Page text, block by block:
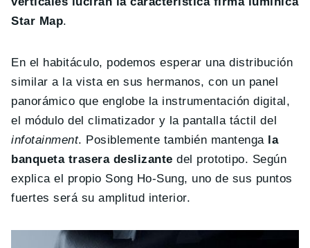
Star Map.
En el habitáculo, podemos esperar una distribución
similar a la vista en sus hermanos, con un panel
panorámico que englobe la instrumentación digital,
el módulo del climatizador y la pantalla táctil del
infotainment. Posiblemente también mantenga la
banqueta trasera deslizante del prototipo. Según
explica el propio Song Ho-Sung, uno de sus puntos
fuertes será su amplitud interior.